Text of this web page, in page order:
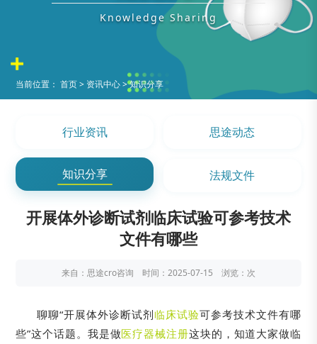
Knowledge Sharing
当前位置：首页> 资讯中心>知识分享
行业资讯 思途动态
知识分享 法规文件
开展体外诊断试剂临床试验可参考技术
文件有哪些
来自：思途cro咨询 时间：2025-07-15 浏览： 次
聊聊“开展体外诊断试剂临床试验可参考技术文件有哪
些”这个话题。我是做医疗器械注册这块的，知道大家做临